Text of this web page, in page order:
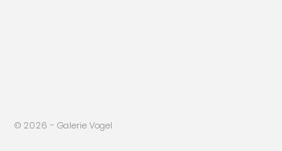
© 2026 - Galerie Vogel